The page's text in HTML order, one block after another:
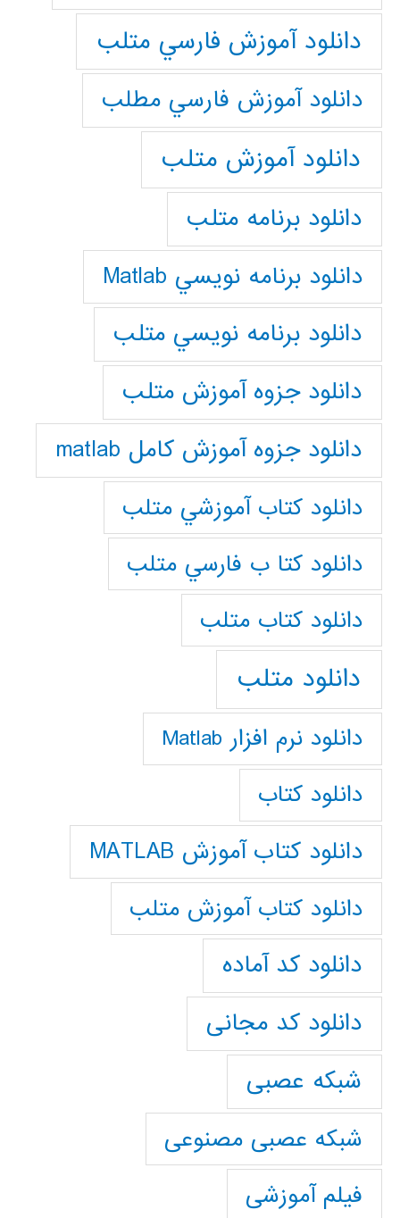
دانلود آموزش فارسي متلب
دانلود آموزش فارسي مطلب
دانلود آموزش متلب
دانلود برنامه متلب
دانلود برنامه نويسي Matlab
دانلود برنامه نويسي متلب
دانلود جزوه آموزش متلب
دانلود جزوه آموزش کامل matlab
دانلود كتاب آموزشي متلب
دانلود كتا ب فارسي متلب
دانلود كتاب متلب
دانلود متلب
دانلود نرم افزار Matlab
دانلود کتاب
دانلود کتاب آموزش MATLAB
دانلود کتاب آموزش متلب
دانلود کد آماده
دانلود کد مجانی
شبکه عصبی
شبکه عصبی مصنوعی
فیلم آموزشی